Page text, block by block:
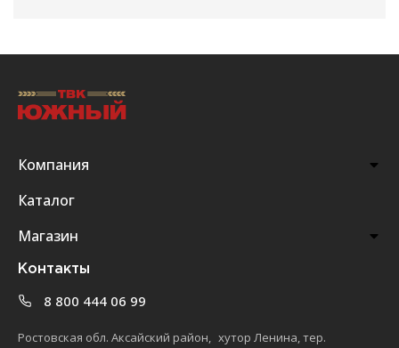
Компания
Каталог
Магазин
Контакты
8 800 444 06 99
Ростовская обл. Аксайский район, хутор Ленина, тер.